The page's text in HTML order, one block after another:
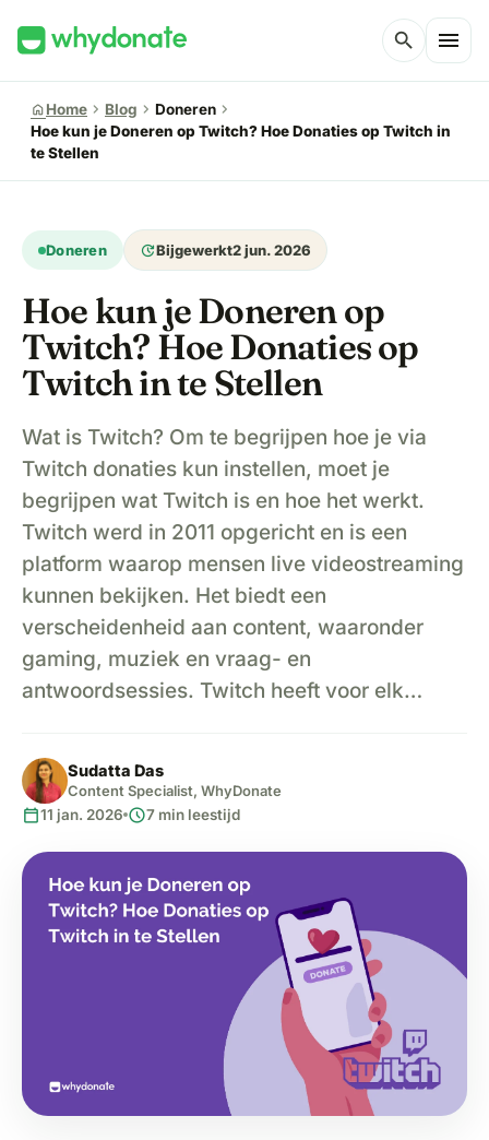
search menu
homeHome chevron_right Blog chevron_right Doneren chevron_right
Hoe kun je Doneren op Twitch? Hoe Donaties op Twitch in
te Stellen
Doneren updateBijgewerkt2 jun. 2026
Hoe kun je Doneren op
Twitch? Hoe Donaties op
Twitch in te Stellen
Wat is Twitch? Om te begrijpen hoe je via
Twitch donaties kun instellen, moet je
begrijpen wat Twitch is en hoe het werkt.
Twitch werd in 2011 opgericht en is een
platform waarop mensen live videostreaming
kunnen bekijken. Het biedt een
verscheidenheid aan content, waaronder
gaming, muziek en vraag- en
antwoordsessies. Twitch heeft voor elk…
Sudatta Das
Content Specialist, WhyDonate
calendar_today11 jan. 2026 schedule7 min leestijd